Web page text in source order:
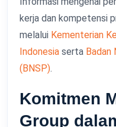
kerja dan kompetensi
melalui Kementerian
Indonesia serta
(BNSP).
Komitmen
Group